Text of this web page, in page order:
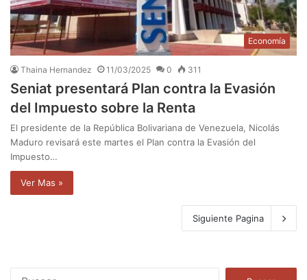
Economía
Thaina Hernandez 11/03/2025 0 311
Seniat presentará Plan contra la Evasión
del Impuesto sobre la Renta
El presidente de la República Bolivariana de Venezuela, Nicolás
Maduro revisará este martes el Plan contra la Evasión del
Impuesto…
Ver Mas »
Siguiente Pagina